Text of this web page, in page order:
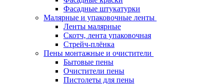
Фасадные штукатурки
Малярные и упаковочные ленты
Ленты малярные
Скотч, лента упаковочная
Стрейч-плёнка
Пены монтажные и очистители
Бытовые пены
Очистители пены
Пистолеты для пены